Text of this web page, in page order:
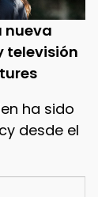
nueva
televisión
ha sido
desde el